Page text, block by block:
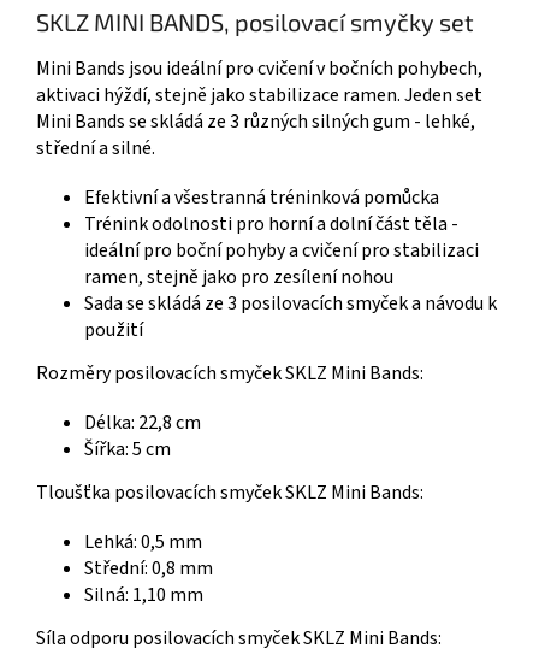
SKLZ MINI BANDS, posilovací smyčky set
Mini Bands jsou ideální pro cvičení v bočních pohybech,
aktivaci hýždí, stejně jako stabilizace ramen. Jeden set
Mini Bands se skládá ze 3 různých silných gum - lehké,
střední a silné.
Efektivní a všestranná tréninková pomůcka
Trénink odolnosti pro horní a dolní část těla -
ideální pro boční pohyby a cvičení pro stabilizaci
ramen, stejně jako pro zesílení nohou
Sada se skládá ze 3 posilovacích smyček a návodu k
použití
Rozměry posilovacích smyček SKLZ Mini Bands:
Délka: 22,8 cm
Šířka: 5 cm
Tloušťka posilovacích smyček SKLZ Mini Bands:
Lehká: 0,5 mm
Střední: 0,8 mm
Silná: 1,10 mm
Síla odporu posilovacích smyček SKLZ Mini Bands: